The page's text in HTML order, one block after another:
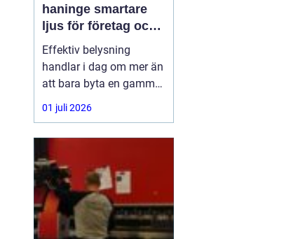
haninge smartare
ljus för företag och
fastigheter
Effektiv belysning
handlar i dag om mer än
att bara byta en gammal
armatur mot en ny.
Företag,
Haninge söker lösningar
som sänker
energikostnader, ger
bättre arbetsmiljö och
kräver minimalt
01 juli 2026